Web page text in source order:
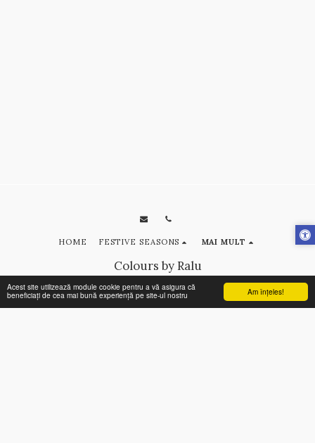
Am înţeles!
Acest site utilizează module cookie pentru a vă asigura că
beneficiați de cea mai bună experiență pe site-ul nostru
Colours by Ralu
Terms|Privacy
HOME FESTIVE SEASONS MAI MULT